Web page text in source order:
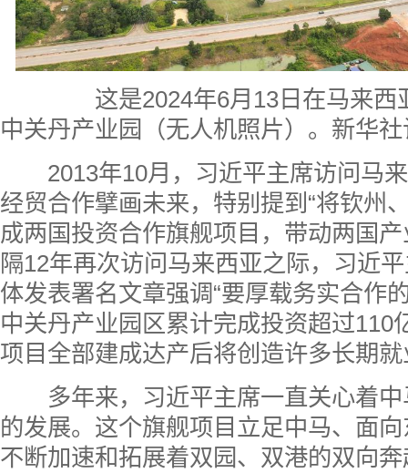
这是2024年6月13日在马来西
中关丹产业园（无人机照片）。新华
2013年10月，习近平主席访问马来
经贸合作擘画未来，特别提到“将钦州
成两国投资合作旗舰项目，带动两国
隔12年再次访问马来西亚之际，习近
体发表署名文章强调“要厚载务实合作
中关丹产业园区累计完成投资超过110
项目全部建成达产后将创造许多长期就
多年来，习近平主席一直关心着中
的发展。这个旗舰项目立足中马、面
不断加速和拓展着双园、双港的双向